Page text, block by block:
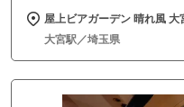
屋上ビアガーデン 晴れ風 大
大宮駅／埼玉県